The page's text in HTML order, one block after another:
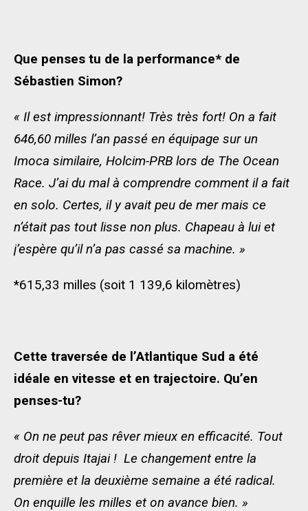
Que penses tu de la performance* de
Sébastien Simon?
« Il est impressionnant! Très très fort! On a fait
646,60 milles l’an passé en équipage sur un
Imoca similaire, Holcim-PRB lors de The Ocean
Race. J’ai du mal à comprendre comment il a fait
en solo. Certes, il y avait peu de mer mais ce
n’était pas tout lisse non plus. Chapeau à lui et
j’espère qu’il n’a pas cassé sa machine. »
*615,33 milles (soit 1 139,6 kilomètres)
Cette traversée de l’Atlantique Sud a été
idéale en vitesse et en trajectoire. Qu’en
penses-tu?
« On ne peut pas rêver mieux en efficacité. Tout
droit depuis Itajai ! Le changement entre la
première et la deuxième semaine a été radical.
On enquille les milles et on avance bien. »